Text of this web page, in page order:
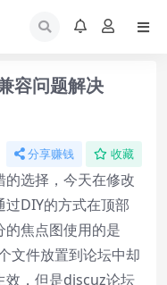
容问题解决
分享赚钱 收藏
选择，今天在修改
DIY的方式在顶部
焦点图使用的是
文件放置到论坛中却
效，但是discuz论坛